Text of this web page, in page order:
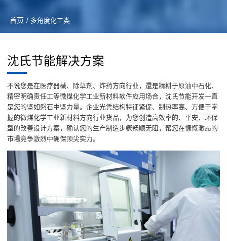
首页 / 多角度化工类
沈氏节能解决方案
不说您是在医疗器械、除草剂、炸药方向行业，還是精耕于原油中石化、
精密明确责任工等微煤化学工业新材料软件应用场合，沈氏节能开发一直
是您的坚如磐石中坚力量。企业光凭结构特征紧促、制热率高、方便于掌
握的微煤化学工业新材料方向行业货品，为您创造高效率的、平安、环保
型的改善设计方案，确认您的生产制造步骤畅顺无阻，帮您在慷慨激昂的
市場竞争激烈中确保顶尖实力。